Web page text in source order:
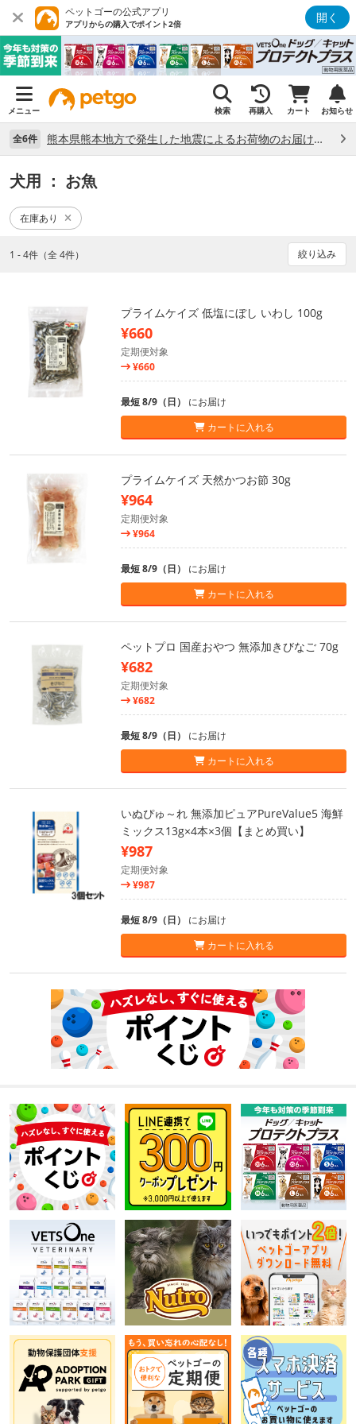
ペットゴーの公式アプリ
アプリからの購入でポイント2倍 開く
メニュー 検索 再購入 カート お知らせ
全6件 熊本県熊本地方で発生した地震によるお荷物のお届け状況について （7/28）
犬用 ： お魚
在庫あり
1 - 4件（全 4件） 絞り込み
プライムケイズ 低塩にぼし いわし 100g
¥660
定期便対象
¥660
最短 8/9（日） にお届け
カートに入れる
プライムケイズ 天然かつお節 30g
¥964
定期便対象
¥964
最短 8/9（日） にお届け
カートに入れる
ペットプロ 国産おやつ 無添加きびなご 70g
¥682
定期便対象
¥682
最短 8/9（日） にお届け
カートに入れる
いぬぴゅ～れ 無添加ピュアPureValue5 海鮮
ミックス13g×4本×3個【まとめ買い】
¥987
定期便対象
¥987
最短 8/9（日） にお届け
カートに入れる